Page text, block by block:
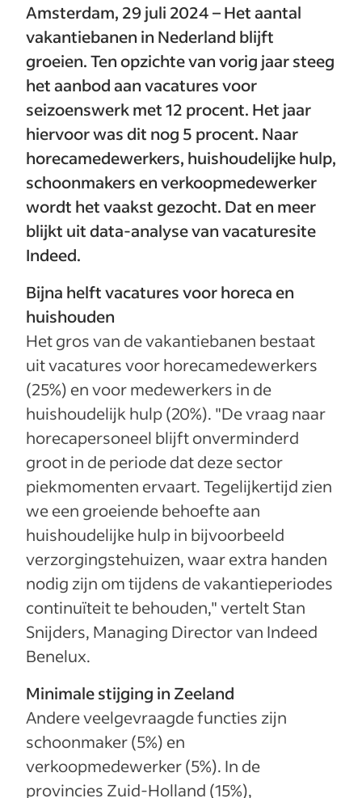
Amsterdam, 29 juli 2024 – Het aantal
vakantiebanen in Nederland blijft
groeien. Ten opzichte van vorig jaar steeg
het aanbod aan vacatures voor
seizoenswerk met 12 procent. Het jaar
hiervoor was dit nog 5 procent. Naar
horecamedewerkers, huishoudelijke hulp,
schoonmakers en verkoopmedewerker
wordt het vaakst gezocht. Dat en meer
blijkt uit data-analyse van vacaturesite
Indeed.
Bijna helft vacatures voor horeca en
huishouden
Het gros van de vakantiebanen bestaat
uit vacatures voor horecamedewerkers
(25%) en voor medewerkers in de
huishoudelijk hulp (20%). "De vraag naar
horecapersoneel blijft onverminderd
groot in de periode dat deze sector
piekmomenten ervaart. Tegelijkertijd zien
we een groeiende behoefte aan
huishoudelijke hulp in bijvoorbeeld
verzorgingstehuizen, waar extra handen
nodig zijn om tijdens de vakantieperiodes
continuïteit te behouden," vertelt Stan
Snijders, Managing Director van Indeed
Benelux.
Minimale stijging in Zeeland
Andere veelgevraagde functies zijn
schoonmaker (5%) en
verkoopmedewerker (5%). In de
provincies Zuid-Holland (15%),